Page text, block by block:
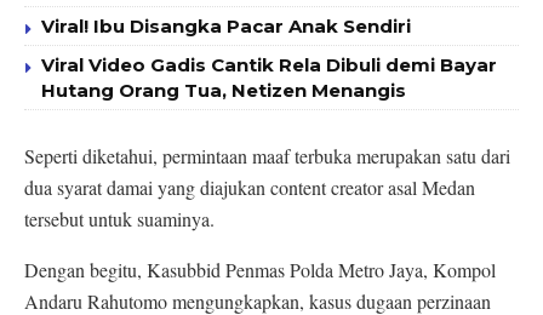
Viral! Ibu Disangka Pacar Anak Sendiri
Viral Video Gadis Cantik Rela Dibuli demi Bayar
Hutang Orang Tua, Netizen Menangis
Seperti diketahui, permintaan maaf terbuka merupakan satu dari
dua syarat damai yang diajukan content creator asal Medan
tersebut untuk suaminya.
Dengan begitu, Kasubbid Penmas Polda Metro Jaya, Kompol
Andaru Rahutomo mengungkapkan, kasus dugaan perzinaan